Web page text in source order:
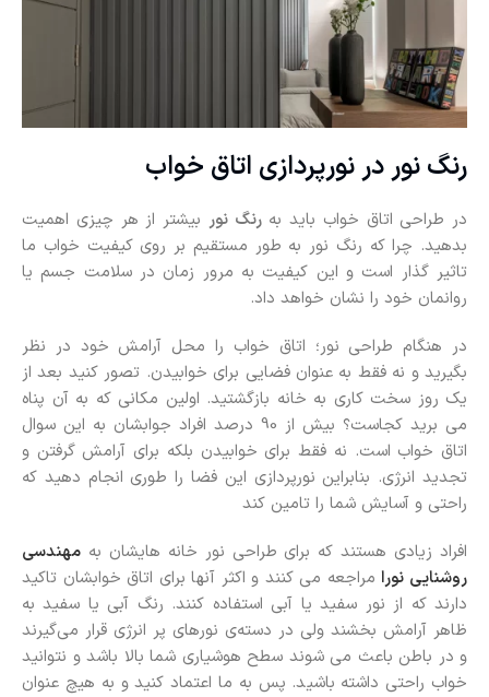
رنگ نور در نورپردازی اتاق خواب
در طراحی اتاق خواب باید بهرنگ نور بیشتر از هر چیزی اهمیت
بدهید. چرا که رنگ نور به طور مستقیم بر روی کیفیت خواب ما
تاثیر گذار است و این کیفیت به مرور زمان در سلامت جسم یا
روانمان خود را نشان خواهد داد.
در هنگام طراحی نور؛ اتاق خواب را محل آرامش خود در نظر
بگیرید و نه فقط به عنوان فضایی برای خوابیدن. تصور کنید بعد از
یک روز سخت کاری به خانه بازگشتید. اولین مکانی که به آن پناه
می برید کجاست؟ بیش از 90 درصد افراد جوابشان به این سوال
اتاق خواب است. نه فقط برای خوابیدن بلکه برای آرامش گرفتن و
تجدید انرژی. بنابراین نورپردازی این فضا را طوری انجام دهید که
راحتی و آسایش شما را تامین کند
افراد زیادی هستند که برای طراحی نور خانه هایشان به مهندسی
روشنایی نورا مراجعه می کنند و اکثر آنها برای اتاق خوابشان تاکید
دارند که از نور سفید یا آبی استفاده کنند. رنگ آبی یا سفید به
ظاهر آرامش بخشند ولی در دسته‌ی نورهای پر انرژی قرار می‌گیرند
و در باطن باعث می شوند سطح هوشیاری شما بالا باشد و نتوانید
خواب راحتی داشته باشید. پس به ما اعتماد کنید و به هیچ عنوان